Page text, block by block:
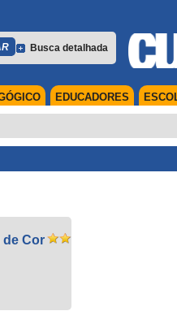
Busca detalhada
EDUCADORES
de Cor